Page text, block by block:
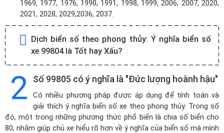
1969, 1977, 1976, 1990, 1991, 1998, 1999, 2006, 2007, 2020,
2021, 2028, 2029,2036, 2037.
Dịch biển số theo phong thủy: Ý nghĩa biển số
xe 99804 là Tốt hay Xấu?
2 Số 99805 có ý nghĩa là "Đức lượng hoành hậu"
Có nhiều phương pháp được áp dụng để tính toán và
giải thích ý nghĩa biển số xe theo phong thủy. Trong số
đó, một trong những phương thức phổ biến là chia số biển cho
80, nhằm giúp chủ xe hiểu rõ hơn về ý nghĩa của biển số mà mình